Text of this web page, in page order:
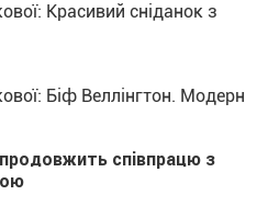
Красивий сніданок з
Біф Веллінгтон. Модерн
співпрацю з